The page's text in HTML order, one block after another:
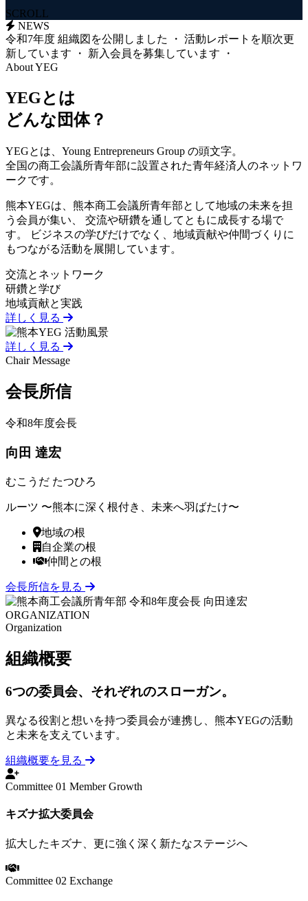
SCROLL
NEWS
令和7年度 組織図を公開しました
・ 活動レポートを順次更
新しています
・ 新入会員を募集しています
・
About YEG
YEGとは
どんな団体？
YEGとは、Young Entrepreneurs Group の頭文字。
全国の商工会議所青年部に設置された青年経済人のネットワ
ークです。
熊本YEGは、熊本商工会議所青年部として地域の未来を担
う会員が集い、 交流や研鑽を通してともに成長する場で
す。 ビジネスの学びだけでなく、地域貢献や仲間づくりに
もつながる活動を展開しています。
交流とネットワーク
研鑽と学び
地域貢献と実践
詳しく見る
詳しく見る
Chair Message
会長所信
令和8年度会長
向田 達宏
むこうだ たつひろ
ルーツ 〜熊本に深く根付き、未来へ羽ばたけ〜
地域の根
自企業の根
仲間との根
会長所信を見る
ORGANIZATION
Organization
組織概要
6つの委員会、それぞれのスローガン。
異なる役割と想いを持つ委員会が連携し、熊本YEGの活動
と未来を支えています。
組織概要を見る
Committee 01 Member Growth
キズナ拡大委員会
拡大したキズナ、更に強く深く新たなステージへ
Committee 02 Exchange